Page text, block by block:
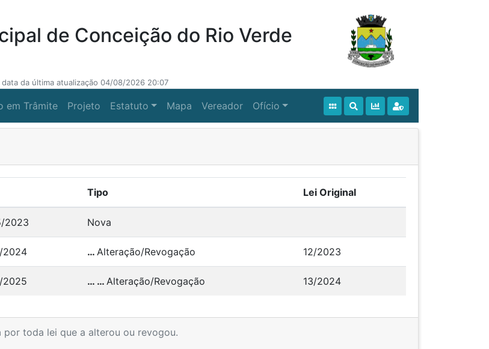
de Conceição do Rio Verde
data da última atualização 04/08/2026 20:07
em Trâmite Projeto Estatuto Mapa Vereador Ofício
Tipo Lei Original
2023 Nova
2024 … Alteração/Revogação 12/2023
2025 … … Alteração/Revogação 13/2024
toda lei que a alterou ou revogou.